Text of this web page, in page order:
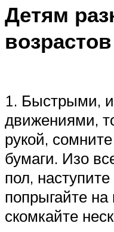
Детям
возрастов
1. Быстрыми,
движениями,
рукой,
бумаги. Изо
пол,
попрыгайте
скомкайте